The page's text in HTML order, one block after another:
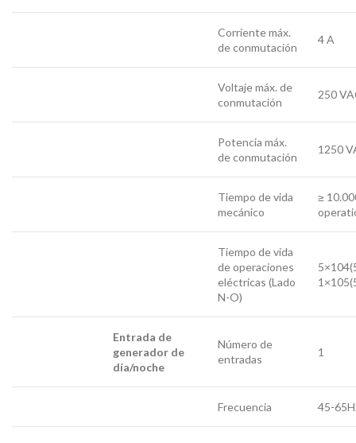
Corriente máx.
de conmutación
4 A
Voltaje máx. de
conmutación
250
Potencia máx.
de conmutación
1250
Tiempo de vida
mecánico
≥
Tiempo de vida
de operaciones
eléctricas (Lado
N-O)
Entrada de
generador de
día/noche
Número de
entradas
1
Frecuencia 45-